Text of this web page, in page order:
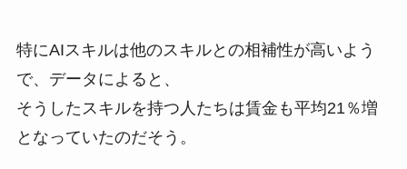
特にAIスキルは他のスキルとの相補性が高いよう
で、データによると、
そうしたスキルを持つ人たちは賃金も平均21％増
となっていたのだそう。